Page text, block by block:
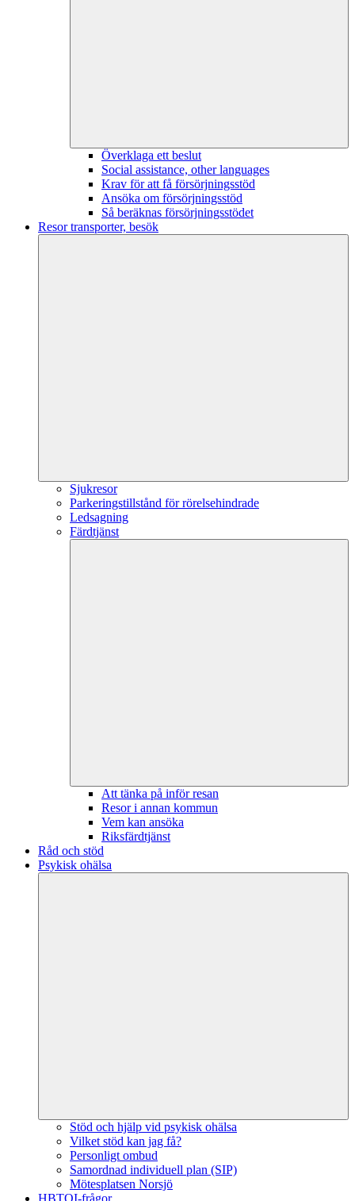
Överklaga ett beslut
Social assistance, other languages
Krav för att få försörjningsstöd
Ansöka om försörjningsstöd
Så beräknas försörjningsstödet
Resor transporter, besök
Sjukresor
Parkeringstillstånd för rörelsehindrade
Ledsagning
Färdtjänst
Att tänka på inför resan
Resor i annan kommun
Vem kan ansöka
Riksfärdtjänst
Råd och stöd
Psykisk ohälsa
Stöd och hjälp vid psykisk ohälsa
Vilket stöd kan jag få?
Personligt ombud
Samordnad individuell plan (SIP)
Mötesplatsen Norsjö
HBTQI-frågor